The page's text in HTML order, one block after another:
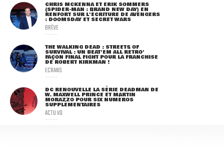
CHRIS MCKENNA ET ERIK SOMMERS
(SPIDER-MAN : BRAND NEW DAY) EN
RENFORT SUR L'ÉCRITURE DE AVENGERS
: DOOMSDAY ET SECRET WARS
BRÈVE
THE WALKING DEAD : STREETS OF
SURVIVAL : UN BEAT'EM ALL RÉTRO'
FAÇON FINAL FIGHT POUR LA FRANCHISE
DE ROBERT KIRKMAN !
ECRANS
DC RENOUVELLE LA SÉRIE DEADMAN DE
W. MAXWELL PRINCE ET MARTIN
MORAZZO POUR SIX NUMÉROS
SUPPLÉMENTAIRES
ACTU VO